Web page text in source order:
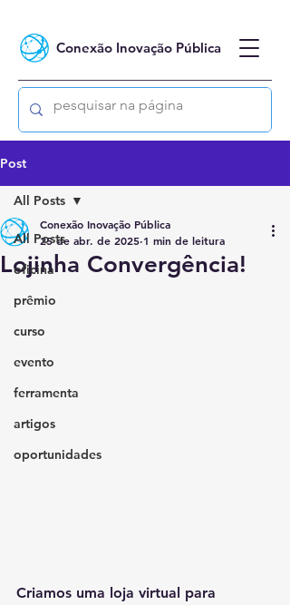
Conexão Inovação Pública
Post
All Posts
oficina
prêmio
curso
evento
ferramenta
artigos
oportunidades
All Posts
Lojinha Convergência!
Conexão Inovação Pública
25 de abr. de 2025 1 min de leitura
Criamos uma loja virtual para